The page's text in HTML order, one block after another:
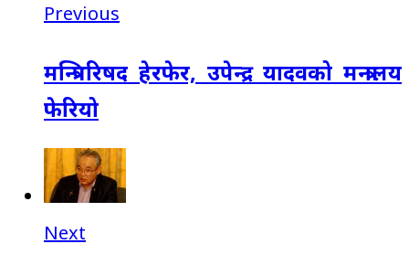
Previous
मन्त्रिपरिषद हेरफेर, उपेन्द्र यादवको मन्त्रालय
फेरियो
Next